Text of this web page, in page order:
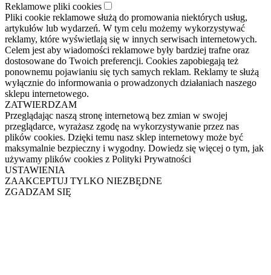
Reklamowe pliki cookies
Pliki cookie reklamowe służą do promowania niektórych usług,
artykułów lub wydarzeń. W tym celu możemy wykorzystywać
reklamy, które wyświetlają się w innych serwisach internetowych.
Celem jest aby wiadomości reklamowe były bardziej trafne oraz
dostosowane do Twoich preferencji. Cookies zapobiegają też
ponownemu pojawianiu się tych samych reklam. Reklamy te służą
wyłącznie do informowania o prowadzonych działaniach naszego
sklepu internetowego.
ZATWIERDZAM
Przeglądając naszą stronę internetową bez zmian w swojej
przeglądarce, wyrażasz zgodę na wykorzystywanie przez nas
plików cookies. Dzięki temu nasz sklep internetowy może być
maksymalnie bezpieczny i wygodny. Dowiedz się więcej o tym, jak
używamy plików cookies z Polityki Prywatności
USTAWIENIA
ZAAKCEPTUJ TYLKO NIEZBĘDNE
ZGADZAM SIĘ